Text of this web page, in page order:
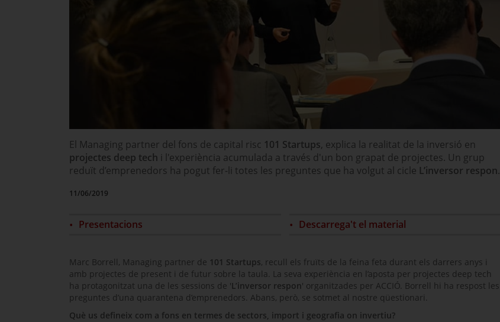
El Managing partner del fons de capital risc 101 Startups, explica la realitat de la inversió en
projectes deep tech i l'experiència acumulada a través d'un bon grapat de projectes. Un grup
reduït d’emprenedors ha pogut fer-li totes les preguntes que ha volgut al cicle L’inversor respon.
11/06/2019
Presentacions Descarrega't el material
Marc Borrell, Managing partner de 101 Startups, recull els fruïts de la feina feta durant els darrers anys i
amb projectes de present i de futur sobre la taula. La seva experiència en l’aposta per projectes deep tech
ha protagonitzat una de les sessions de 'L’inversor respon' organitzades per ACCIÓ. Borrell hi ha respost les
preguntes d’una quarantena d’emprenedors. Abans, però, se sotmet al nostre qüestionari.
Què us defineix com a fons en termes de sectors, import i geografia on invertiu?